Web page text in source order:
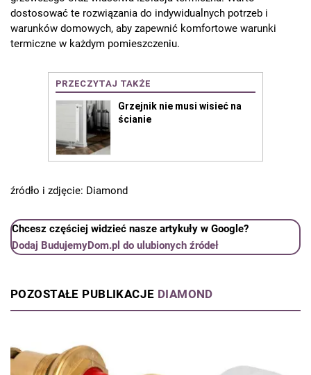
dostosować te rozwiązania do indywidualnych potrzeb i
warunków domowych, aby zapewnić komfortowe warunki
termiczne w każdym pomieszczeniu.
źródło i zdjęcie: Diamond
Chcesz częściej widzieć nasze artykuły w Google?
Dodaj BudujemyDom.pl do ulubionych źródeł
POZOSTAŁE PUBLIKACJE DIAMOND